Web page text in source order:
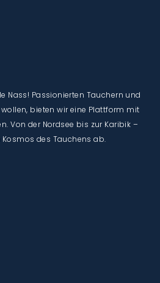
Nass! Passionierten Tauchern und
bieten wir eine Plattform mit
Von der Nordsee bis zur Karibik –
des Tauchens ab.